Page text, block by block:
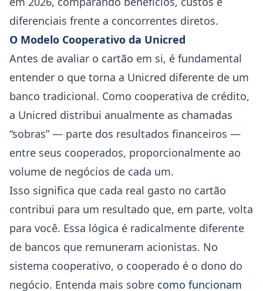
diferenciais frente a concorrentes diretos.
O Modelo Cooperativo da Unicred
Antes de avaliar o cartão em si, é fundamental
entender o que torna a Unicred diferente de um
banco tradicional. Como cooperativa de crédito,
a Unicred distribui anualmente as chamadas
“sobras” — parte dos resultados financeiros —
entre seus cooperados, proporcionalmente ao
volume de negócios de cada um.
Isso significa que cada real gasto no cartão
contribui para um resultado que, em parte, volta
para você. Essa lógica é radicalmente diferente
de bancos que remuneram acionistas. No
sistema cooperativo, o cooperado é o dono do
negócio. Entenda mais sobre como funcionam